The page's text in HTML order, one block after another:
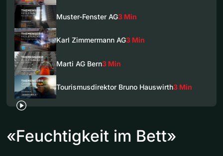
Muster-Fenster AG3 Min
Karl Zimmermann AG3 Min
Marti AG Bern3 Min
Tourismusdirektor Bruno Hauswirth3 Min
«Feuchtigkeit im Bett»